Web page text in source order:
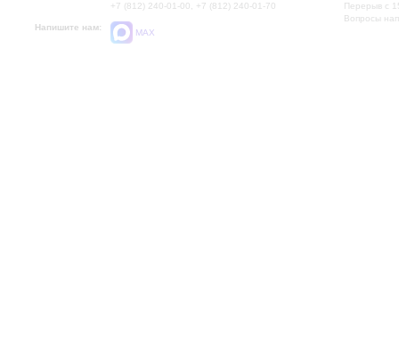
+7 (812) 240-01-00, +7 (812) 240-01-70
Напишите нам:
MAX
Перерыв с
Вопросы